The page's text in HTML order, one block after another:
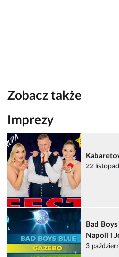
Zobacz także
Imprezy
22
Bad
Napoli i
3